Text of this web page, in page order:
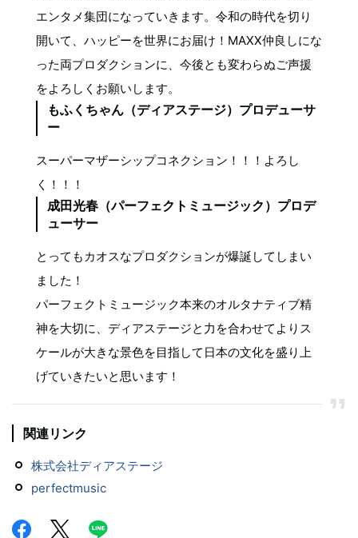
エンタメ集団になっていきます。令和の時代を切り
開いて、ハッピーを世界にお届け！MAXX仲良しにな
った両プロダクションに、今後とも変わらぬご声援
をよろしくお願いします。
もふくちゃん（ディアステージ）プロデューサ
ー
スーパーマザーシップコネクション！！！よろし
く！！！
成田光春（パーフェクトミュージック）プロデ
ューサー
とってもカオスなプロダクションが爆誕してしまい
ました！
パーフェクトミュージック本来のオルタナティブ精
神を大切に、ディアステージと力を合わせてよりス
ケールが大きな景色を目指して日本の文化を盛り上
げていきたいと思います！
関連リンク
株式会社ディアステージ
perfectmusic